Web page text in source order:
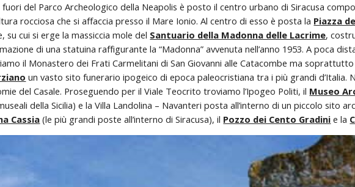
fuori del Parco Archeologico della Neapolis è posto il centro urbano di Siracusa
rocciosa che si affaccia presso il Mare Ionio. Al centro di esso è posta la Piazza
su cui si erge la massiccia mole del Santuario della Madonna delle Lacrime,
di una statuina raffigurante la “Madonna” avvenuta nell’anno 1953. A poca
il Monastero dei Frati Carmelitani di San Giovanni alle Catacombe ma soprattutto
un vasto sito funerario ipogeico di epoca paleocristiana tra i più grandi d’Italia.
del Casale. Proseguendo per il Viale Teocrito troviamo l’Ipogeo Politi, il Museo
della Sicilia) e la Villa Landolina – Navanteri posta all’interno di un piccolo sito
Cassia (le più grandi poste all’interno di Siracusa), il Pozzo dei Cento Gradini e la